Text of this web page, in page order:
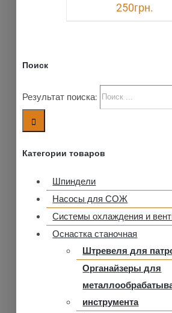
250грн.
Поиск
Результат поиска:
Категории товаров
Шпиндели
Насосы для СОЖ
Системы охлаждения и
Оснастка станочная
Штревеля для
Органайзеры для
инструмента